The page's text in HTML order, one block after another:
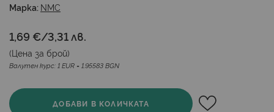
галерия
снимки
Марка: NMC
1,69 €/3,31 лв.
(Цена за брой)
Валутен курс: 1 EUR = 1.95583 BGN
ДОБАВИ В КОЛИЧКАТА